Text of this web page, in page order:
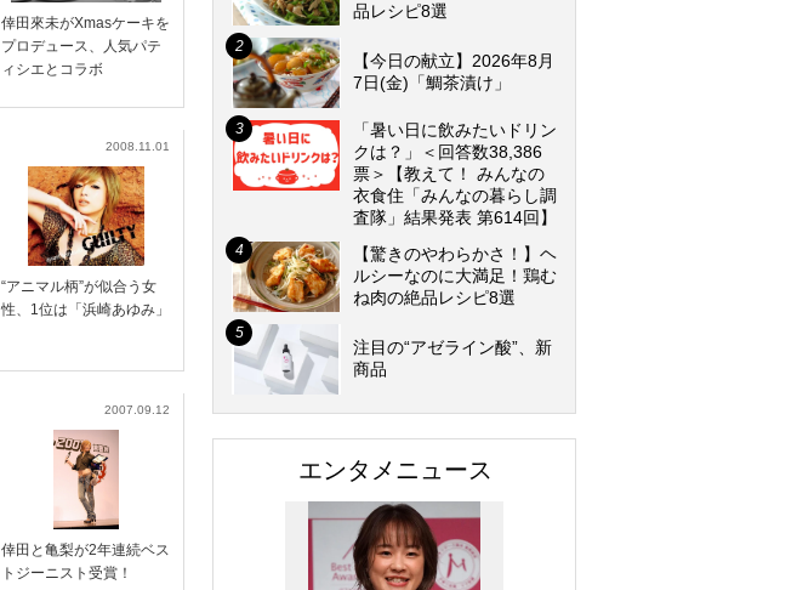
倖田來未がXmasケーキを
プロデュース、人気パテ
ィシエとコラボ
2008.11.01
“アニマル柄”が似合う女
性、1位は「浜崎あゆみ」
2007.09.12
倖田と亀梨が2年連続ベス
トジーニスト受賞！
品レシピ8選
【今日の献立】2026年8月
7日(金)「鯛茶漬け」
「暑い日に飲みたいドリン
クは？」＜回答数38,386
票＞【教えて！ みんなの
衣食住「みんなの暮らし調
査隊」結果発表 第614回】
【驚きのやわらかさ！】ヘ
ルシーなのに大満足！鶏む
ね肉の絶品レシピ8選
注目の“アゼライン酸”、新
商品
エンタメニュース